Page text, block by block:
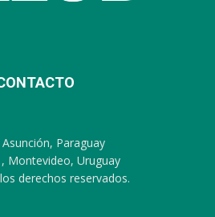
Paraguay
Montevideo, Uruguay
derechos reservados.